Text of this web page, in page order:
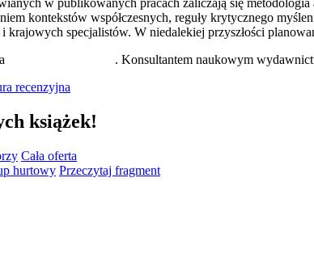
w publikowanych pracach zaliczają się
kontekstów współczesnych, reguły krytycznego
krajowych specjalistów. W niedalekiej przyszłości
. Konsultantem naukowym
recenzyjna
książek!
Cała oferta
hurtowy Przeczytaj fragment